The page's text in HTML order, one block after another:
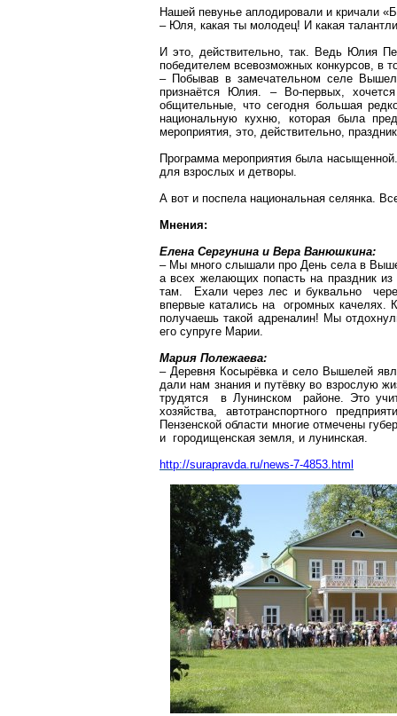
Нашей певунье аплодировали и кричали
– Юля, какая ты молодец! И какая
И это, действительно, так. Ведь Юлия
победителем всевозможных конкурсов, в
– Побывав в замечательном селе
признаётся Юлия. – Во-первых,
общительные, что сегодня большая
национальную кухню, которая была
мероприятия, это, действительно,
Программа мероприятия была
для взрослых и детворы.
А вот и поспела национальная селянка.
Мнения:
Елена Сергунина и Вера Ванюшкина:
– Мы много слышали про День села в
а всех желающих попасть на праздник
там. Ехали через лес и буквально
впервые катались на огромныхкачелях.
получаешь такой адреналин! Мы
его супруге Марии.
Мария Полежаева:
– Деревня Косырёвкаи село Вышелей
дали нам знания и путёвку во взрослую
трудятся в Лунинском районе. Это
хозяйства, автотранспортного
Пензенской области многие отмечены
и городищенская земля, и лунинская.
http://surapravda.ru/news-7-4853.html